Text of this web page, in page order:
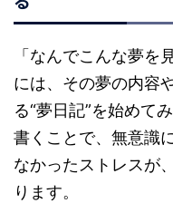
「なんでこんな夢を
には、その夢の内容
る“夢日記”を始めて
書くことで、無意識
なかったストレスが
ります。